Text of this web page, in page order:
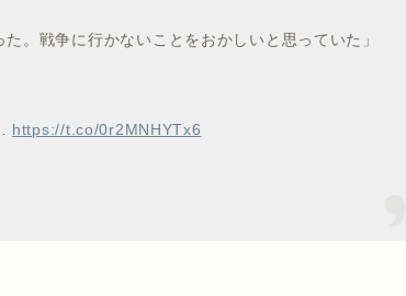
。戦争に行かないことをおかしいと思っていた」
https://t.co/0r2MNHYTx6